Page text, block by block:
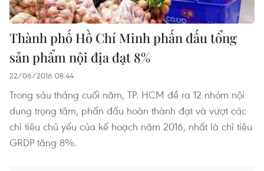
Thành phố Hồ Chí Minh phấn đấu tổng
sản phẩm nội địa đạt 8%
22/06/2016 08:44
Trong sáu tháng cuối năm, TP. HCM đề ra 12 nhóm nội
dung trọng tâm, phấn đấu hoàn thành đạt và vượt các
chỉ tiêu chủ yếu của kế hoạch năm 2016, nhất là chỉ tiêu
GRDP tăng 8%.